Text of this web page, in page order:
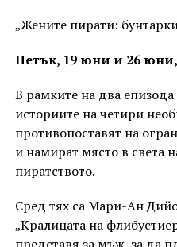
„Жените пирати:
Петък, 19 юни и 26 юни,
В рамките на два
историите на четири
противопоставят на
и намират място в света
пиратството.
Сред тях са Мари-Ан
„Кралицата на
представя за мъж, за да